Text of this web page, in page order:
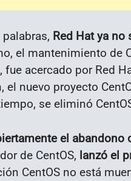
Red Hat ya
el mantenimiento de
fue acercado por Red
el nuevo proyecto
se eliminó
el abandono
de CentOS, lanzó el
CentOS no está